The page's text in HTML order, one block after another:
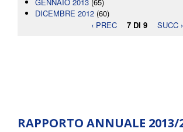
GENNAIO 2013 (65)
DICEMBRE 2012 (60)
‹ PREC
7 DI 9 SUCC ›
RAPPORTO ANNUALE 2013/